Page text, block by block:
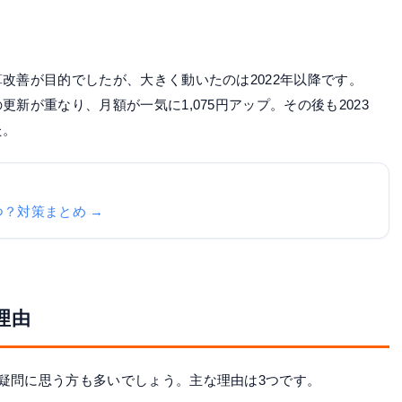
善が目的でしたが、大きく動いたのは2022年以降です。
新が重なり、月額が一気に1,075円アップ。その後も2023
？対策まとめ →
由
に思う方も多いでしょう。主な理由は3つです。